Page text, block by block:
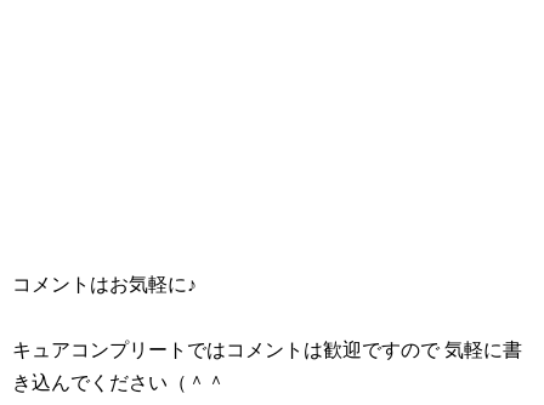
しかしテアティーヌ様は強い！あのネオキングビョーゲン
そしてお供のヒーリングアニマルとともにネオキングビョ
ーゲンがこれ以上蝕まないように結界を貼ります。
コメントはお気軽に♪
キュアコンプリートではコメントは歓迎ですので 気軽に書
き込んでください（＾＾